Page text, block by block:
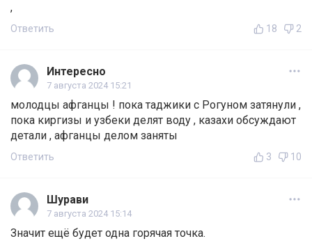
,
Ответить 18 2
Интересно
7 августа 2024 15:21
молодцы афганцы ! пока таджики с Рогуном затянули ,
пока киргизы и узбеки делят воду , казахи обсуждают
детали , афганцы делом заняты
Ответить 3 10
Шурави
7 августа 2024 15:14
Значит ещё будет одна горячая точка.